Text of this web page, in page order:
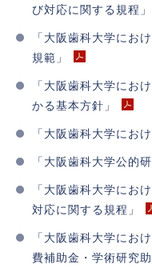
び対応に関する規程」
「大阪歯科大学にお
規範」
「大阪歯科大学にお
かる基本方針」
「大阪歯科大学にお
「大阪歯科大学公的
「大阪歯科大学にお
対応に関する規程」
「大阪歯科大学にお
費補助金・学術研究